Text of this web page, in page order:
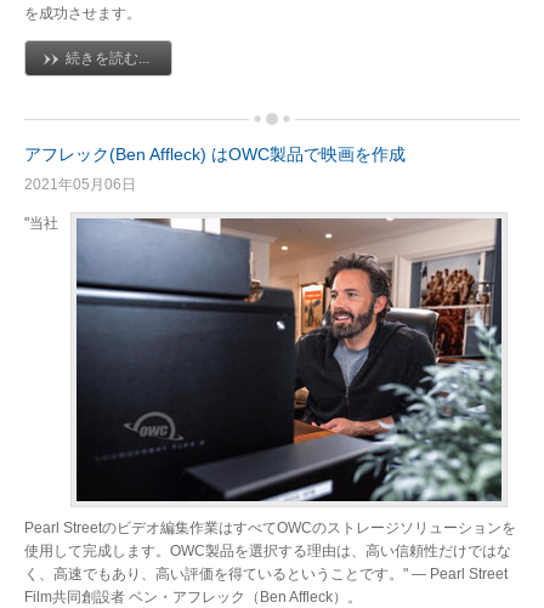
を成功させます。
続きを読む...
アフレック(Ben Affleck) はOWC製品で映画を作成
2021年05月06日
"当社
Pearl Streetのビデオ編集作業はすべてOWCのストレージソリューションを
使用して完成します。OWC製品を選択する理由は、高い信頼性だけではな
く、高速でもあり、高い評価を得ているということです。" — Pearl Street
Film共同創設者 ベン・アフレック（Ben Affleck）。